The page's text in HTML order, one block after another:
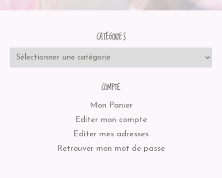
CATÉGORIES
COMPTE
Mon Panier
Editer mon compte
Editer mes adresses
Retrouver mon mot de passe